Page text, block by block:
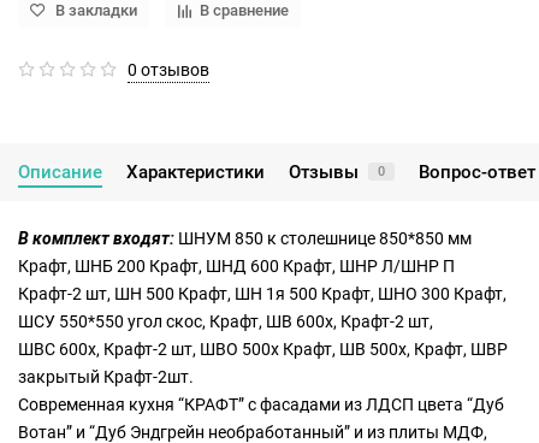
В закладки В сравнение
0 отзывов
Описание Характеристики Отзывы 0 Вопрос-ответ
В комплект входят: ШНУМ 850 к столешнице 850*850 мм
Крафт, ШНБ 200 Крафт, ШНД 600 Крафт, ШНР Л/ШНР П
Крафт-2 шт, ШН 500 Крафт, ШН 1я 500 Крафт, ШНО 300 Крафт,
ШСУ 550*550 угол скос, Крафт, ШВ 600х, Крафт-2 шт,
ШВС 600х, Крафт-2 шт, ШВО 500х Крафт, ШВ 500х, Крафт, ШВР
закрытый Крафт-2шт.
Современная кухня “КРАФТ” с фасадами из ЛДСП цвета “Дуб
Вотан” и “Дуб Эндгрейн необработанный” и из плиты МДФ,